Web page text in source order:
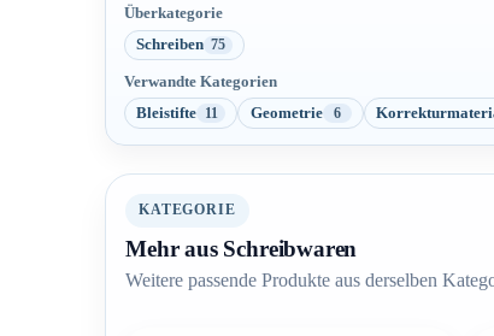
Überkategorie
Schreiben 75
Verwandte Kategorien
Bleistifte
11 Geometrie 6
KATEGORIE
Mehr aus Schreibwaren
Weitere passende Produkte aus derselben